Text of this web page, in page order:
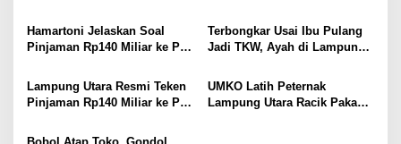
Kepengurusan
Tunggu Keputusan BKN
Hamartoni Jelaskan Soal
Pinjaman Rp140 Miliar ke PT
Perbaikan Jalan Butuh Waktu
Bertahun-tahun
Terbongkar Usai Ibu Pulang
Jadi TKW, Ayah di Lampung
Kandung Selama Empat
Tahun, Nyaris Diamuk Massa
Lampung Utara Resmi Teken
Pinjaman Rp140 Miliar ke PT
Jalan
UMKO Latih Peternak
Lampung Utara Racik Pakan